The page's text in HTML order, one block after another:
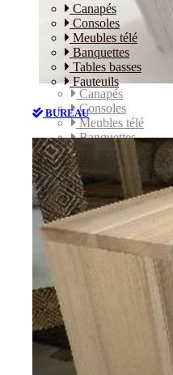
Canapés
Consoles
Meubles télé
Banquettes
Tables basses
Fauteuils
BUREAU
Canapés
Consoles
Meubles télé
Banquettes
Tables basses
Fauteuils
BUREAU